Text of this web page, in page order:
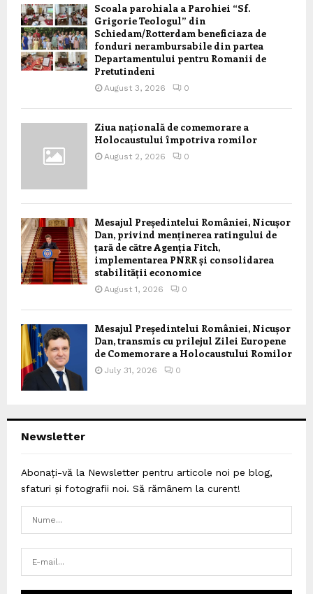
Scoala parohiala a Parohiei “Sf.
Grigorie Teologul” din
Schiedam/Rotterdam beneficiaza de
fonduri nerambursabile din partea
Departamentului pentru Romanii de
Pretutindeni
August 3, 2026 0
Ziua națională de comemorare a
Holocaustului împotriva romilor
August 2, 2026 0
Mesajul Președintelui României, Nicușor
Dan, privind menținerea ratingului de
țară de către Agenția Fitch,
implementarea PNRR și consolidarea
stabilității economice
August 1, 2026 0
Mesajul Președintelui României, Nicușor
Dan, transmis cu prilejul Zilei Europene
de Comemorare a Holocaustului Romilor
July 31, 2026 0
Newsletter
Abonați-vă la Newsletter pentru articole noi pe blog,
sfaturi și fotografii noi. Să rămânem la curent!